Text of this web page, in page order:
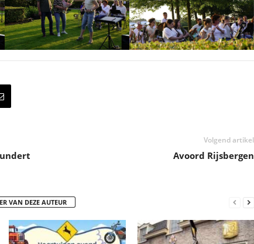
Volgend artikel
Avoord Rijsbergen
VAN DEZE AUTEUR